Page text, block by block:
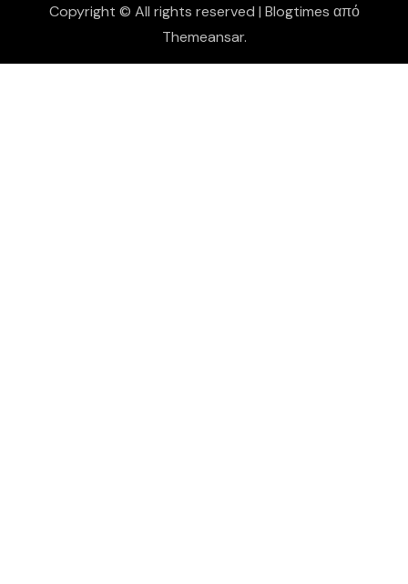
Copyright © All rights reserved | Blogtimes από
Themeansar.